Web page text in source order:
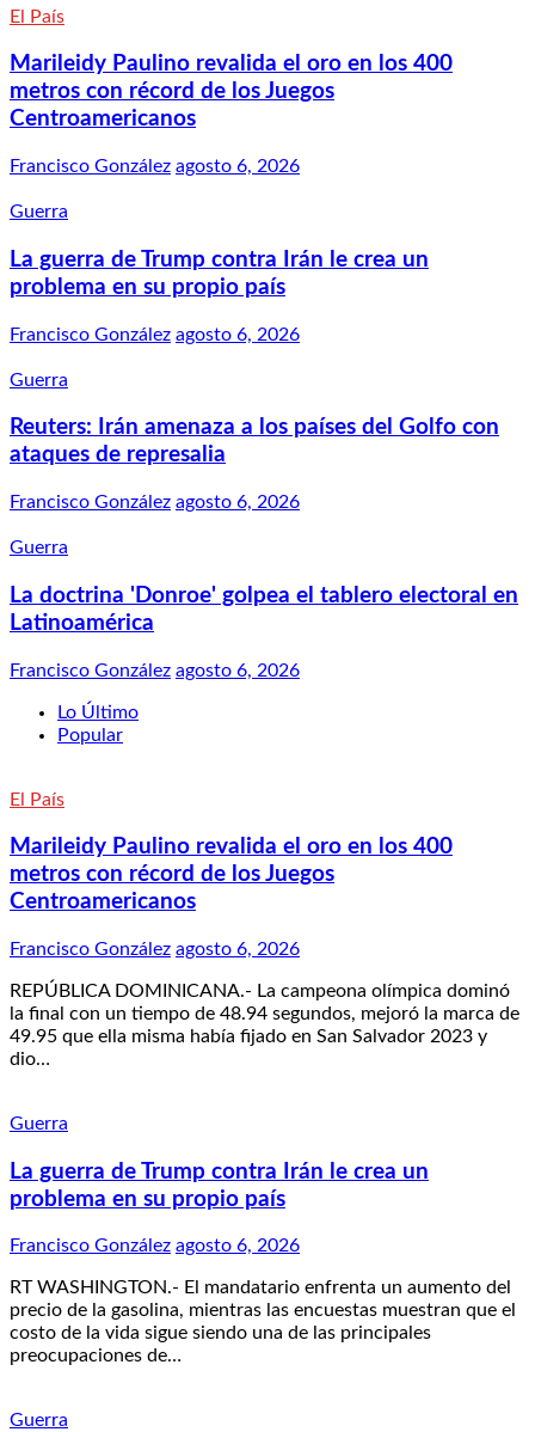
El País
Marileidy Paulino revalida el oro en los 400
metros con récord de los Juegos
Centroamericanos
Francisco González agosto 6, 2026
Guerra
La guerra de Trump contra Irán le crea un
problema en su propio país
Francisco González agosto 6, 2026
Guerra
Reuters: Irán amenaza a los países del Golfo con
ataques de represalia
Francisco González agosto 6, 2026
Guerra
La doctrina 'Donroe' golpea el tablero electoral en
Latinoamérica
Francisco González agosto 6, 2026
Lo Último
Popular
El País
Marileidy Paulino revalida el oro en los 400
metros con récord de los Juegos
Centroamericanos
Francisco González agosto 6, 2026
REPÚBLICA DOMINICANA.- La campeona olímpica dominó
la final con un tiempo de 48.94 segundos, mejoró la marca de
49.95 que ella misma había fijado en San Salvador 2023 y
dio…
Guerra
La guerra de Trump contra Irán le crea un
problema en su propio país
Francisco González agosto 6, 2026
RT WASHINGTON.- El mandatario enfrenta un aumento del
precio de la gasolina, mientras las encuestas muestran que el
costo de la vida sigue siendo una de las principales
preocupaciones de…
Guerra